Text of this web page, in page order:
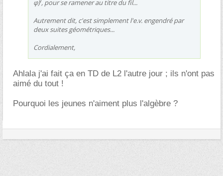
φ) , pour se ramener au titre du fil...
Autrement dit, c'est simplement l'e.v. engendré par
deux suites géométriques...
Cordialement,
Ahlala j'ai fait ça en TD de L2 l'autre jour ; ils n'ont pas
aimé du tout !
Pourquoi les jeunes n'aiment plus l'algèbre ?